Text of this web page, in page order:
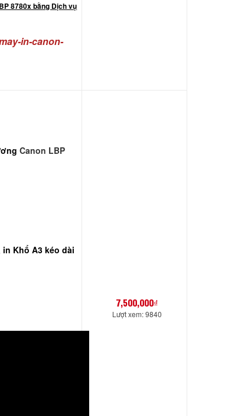
8780x bằng Dịch vụ
in-canon-
Canon LBP
in Khổ A3 kéo dài
7,500,000₫
Lượt xem: 9840